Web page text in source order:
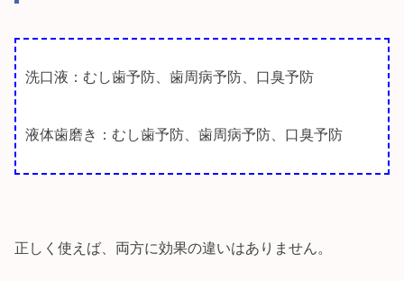
洗口液：むし歯予防、歯周病予防、口臭予防
液体歯磨き：むし歯予防、歯周病予防、口臭予防
正しく使えば、両方に効果の違いはありません。